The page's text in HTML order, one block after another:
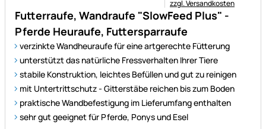
Futterraufe, Wandraufe "SlowFeed Plus" -
Pferde Heuraufe, Futtersparraufe
verzinkte Wandheuraufe für eine artgerechte Fütterung
unterstützt das natürliche Fressverhalten Ihrer Tiere
stabile Konstruktion, leichtes Befüllen und gut zu reinigen
mit Untertrittschutz - Gitterstäbe reichen bis zum Boden
praktische Wandbefestigung im Lieferumfang enthalten
sehr gut geeignet für Pferde, Ponys und Esel
zzgl. Versandkosten